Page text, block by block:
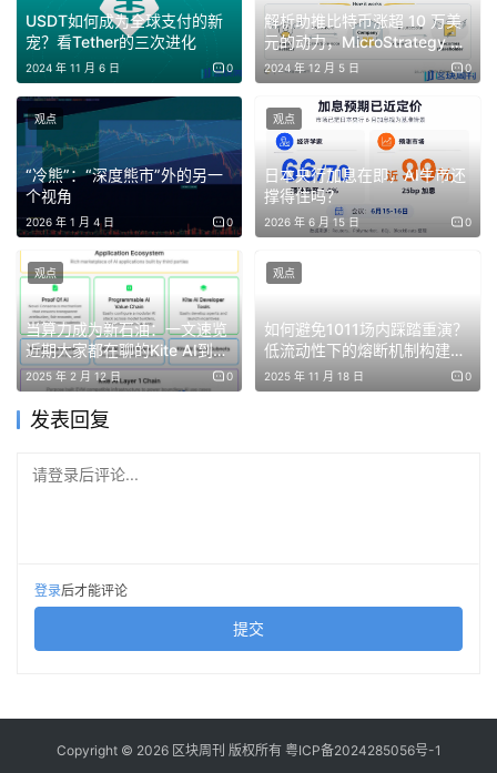
权国家的资产负债表，比如：
更多的主权资金（目前主要是阿布扎比）
央行储备
单纯政府的财政储备（比如美国的各州财政）可
能是不够的，这部分能够提供的购买力比较小，
远比不上传统金融机构。
但在我看来，想要在未来 2-3 年实现这个跨越还是比较困难
的。本来这一轮牛市，大家是抱有比特币会进入美国联邦储
备的预期的，但去年这个希望已经基本证伪。
目前甚至连通过比特币储备法案的美国州都非常少。而在
还是“半残”的储备法案，其购买预算需要另行提案审批。
目前主流国家的央行仍然没有流露出对 BTC 的明显兴趣，
在，都让 BTC 进入央行资产负债表难度很大。
USDT如何成为全球支付的新
宠？看Tether的三次进化
2024 年 11 月 6 日 0
解析助推比特币涨超 10 万美
元的动力，MicroStrategy 如
何借钱买比特币？
2024 年 12 月 5 日 0
“冷熊”：“深度熊市”外的另一
个视角
2026 年 1 月 4 日 0
观点
日本央行加息在即，AI牛市还
撑得住吗？
2026 年 6 月 15 日 0
观点
当算力成为新石油：一文速览
近期大家都在聊的Kite AI到底
是啥？
2025 年 2 月 12 日 0
观点
如何避免1011场内踩踏重演？
低流动性下的熔断机制构建与
算法设计
2025 年 11 月 18 日 0
观点
发表回复
请登录后评论...
登录后才能评论
提交
Copyright © 2026 区块周刊 版权所有 粤ICP备2024285056号-1